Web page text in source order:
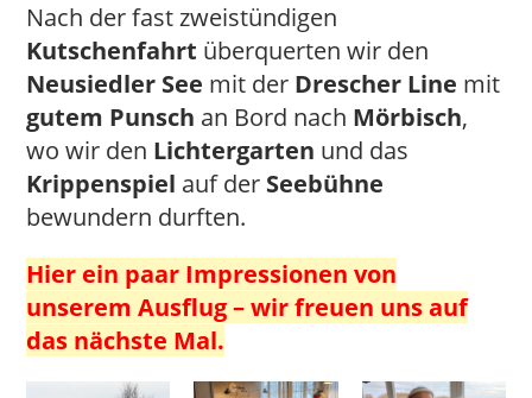
Nach der fast zweistündigen
Kutschenfahrt überquerten wir den
Neusiedler See mit der Drescher Line mit
gutem Punsch an Bord nach Mörbisch,
wo wir den Lichtergarten und das
Krippenspiel auf der Seebühne
bewundern durften.
Hier ein paar Impressionen von
unserem Ausflug – wir freuen uns auf
das nächste Mal.